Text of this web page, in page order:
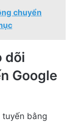
chuyển
dõi
Google
bằng